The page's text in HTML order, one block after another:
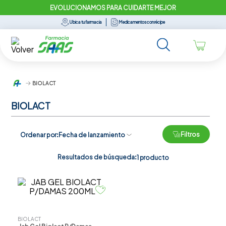
EVOLUCIONAMOS PARA CUIDARTE MEJOR
Ubica tu farmacia Medicamentos con récipe
BIOLACT
BIOLACT
Ordenar por Fecha de lanzamiento Filtros
Resultados de búsqueda:1 producto
BIOLACT